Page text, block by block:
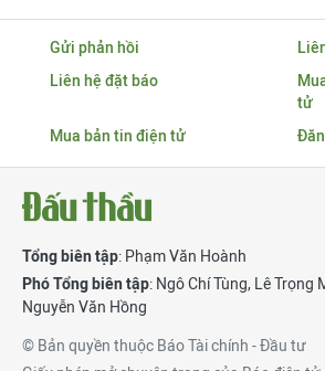
Gửi phản hồi
Liên hệ đặt báo
tử
Mua bản tin điện tử
Tổng biên tập: Phạm Văn Hoành
Phó Tổng biên tập: Ngô Chí Tùng, Lê Trọng
Nguyễn Văn Hồng
© Bản quyền thuộc Báo Tài chính - Đầu tư